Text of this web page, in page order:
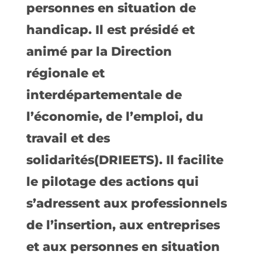
personnes en situation de
handicap. Il est présidé et
animé par la Direction
régionale et
interdépartementale de
l’économie, de l’emploi, du
travail et des
solidarités(DRIEETS). Il facilite
le pilotage des actions qui
s’adressent aux professionnels
de l’insertion, aux entreprises
et aux personnes en situation